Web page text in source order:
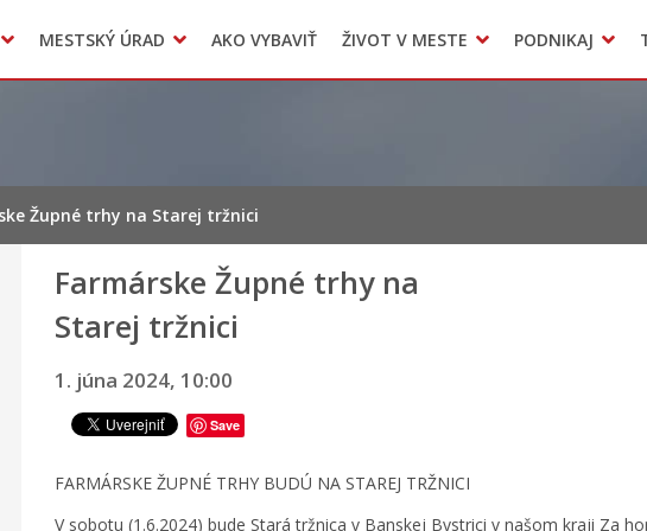
MESTSKÝ ÚRAD
Zmluvy, faktúry a objednávky
AKO VYBAVIŤ ŽIVOT V MESTE
Odpady, verejné priestranstváPODNIKAJ
office
Accommodation
Župné trhy na Starej tržnici
Farmárske Župné trhy na
Starej tržnici
1. júna 2024, 10:00
Save
FARMÁRSKE ŽUPNÉ TRHY BUDÚ NA STAREJ TRŽNICI
V sobotu (1.6.2024) bude Stará tržnica v Banskej Bystrici v našom kraji Za